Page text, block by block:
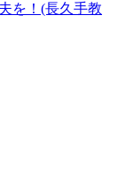
を！(長久手教